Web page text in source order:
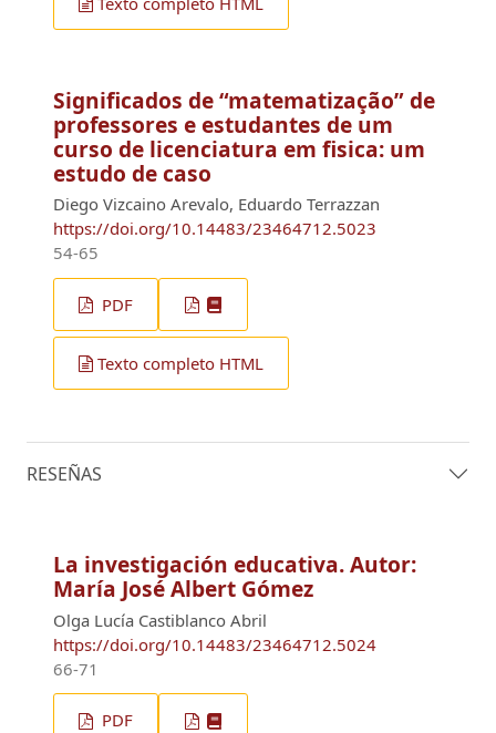
Significados de “matematização” de
professores e estudantes de um
curso de licenciatura em fisica: um
estudo de caso
Diego Vizcaino Arevalo, Eduardo Terrazzan
https://doi.org/10.14483/23464712.5023
54-65
PDF
Texto completo HTML
RESEÑAS
La investigación educativa. Autor:
María José Albert Gómez
Olga Lucía Castiblanco Abril
https://doi.org/10.14483/23464712.5024
66-71
PDF